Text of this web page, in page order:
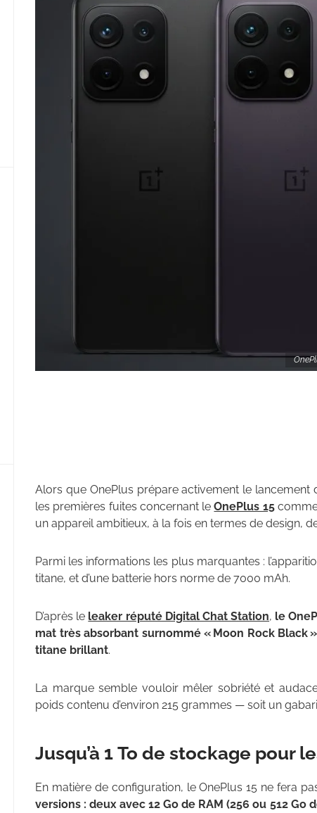
Alors que OnePlus prépare activement le
les premières fuites concernant leOnePlus 15
un appareil ambitieux, à la fois en termes de design,
Parmi les informations les plus marquantes :
titane, et d’une batterie hors norme de 7000 mAh.
D’après le leaker réputé Digital Chat Station, le
mat très absorbant surnommé « Moon Rock
titane brillant.
La marque semble vouloir mêler sobriété et
poids contenu d’environ 215 grammes — soit un
Jusqu’à 1 To de stockage pour
En matière de configuration, le OnePlus 15 ne fera
versions : deux avec 12 Go de RAM (256 ou 512